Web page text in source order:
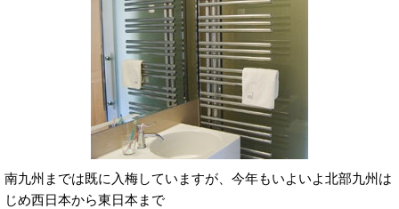
南九州までは既に入梅していますが、今年もいよいよ北部九州は
じめ西日本から東日本まで